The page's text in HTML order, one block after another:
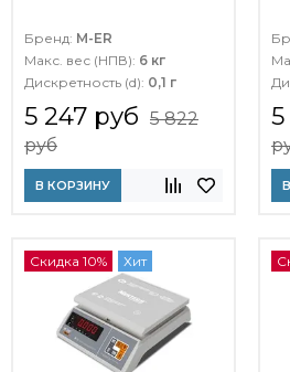
Бренд: M-ER
Макс. вес (НПВ): 6 кг
Дискретность (d): 0,1 г
5 247 руб 5 822
руб
В КОРЗИНУ
Скидка 10% Хит